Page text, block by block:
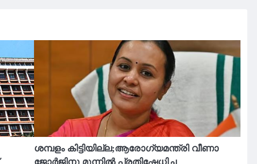
ശമ്പളം കിട്ടിയില്ല;ആരോഗ്യമന്ത്രി വീണാ
ജോര്‍ജിനു മുന്നിൽ പ്രതിഷേധിച്ച